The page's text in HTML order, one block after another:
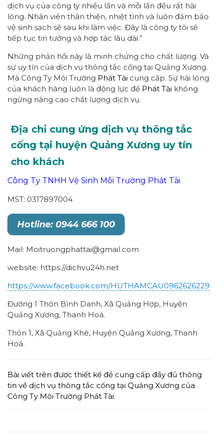
dịch vụ của công ty nhiều lần và mỗi lần đều rất hài
lòng. Nhân viên thân thiện, nhiệt tình và luôn đảm bảo
vệ sinh sạch sẽ sau khi làm việc. Đây là công ty tôi sẽ
tiếp tục tin tưởng và hợp tác lâu dài.”
Những phản hồi này là minh chứng cho chất lượng. Và
sự uy tín của dịch vụ thông tắc cống tại Quảng Xương.
Mà Công Ty Môi Trường Phát Tài cung cấp. Sự hài lòng
của khách hàng luôn là động lực để Phát Tài không
ngừng nâng cao chất lượng dịch vụ.
Địa chỉ cung ứng dịch vụ thông tắc
cống tại huyện Quảng Xương uy tín
cho khách
Công Ty TNHH Vệ Sinh Môi Trường Phát Tài
MST: 0317897004
Hotline: 0944 666 100
Mail: Moitruongphattai@gmail.com
website: https://dichvu24h.net
https://www.facebook.com/HUTHAMCAU0962626229
Đường 1 Thôn Bình Danh, Xã Quảng Hợp, Huyện
Quảng Xương, Thanh Hoá.
Thôn 1, Xã Quảng Khê, Huyện Quảng Xương, Thanh
Hoá.
Bài viết trên được thiết kế để cung cấp đầy đủ thông
tin về dịch vụ thông tắc cống tại Quảng Xương của
Công Ty Môi Trường Phát Tài.